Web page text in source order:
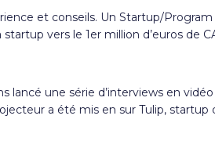
et conseils. Un Startup/
vers le 1er million d’euros de
lancé une série d’interviews en
a été mis en sur Tulip, startup